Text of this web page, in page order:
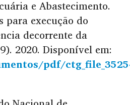
e Abastecimento.
para execução do
decorrente da
2020. Disponível em:
pdf/